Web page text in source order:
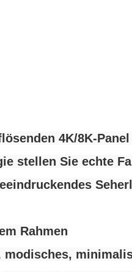
4K/8K-Panel
stellen Sie echte
Rahmen
modisches,